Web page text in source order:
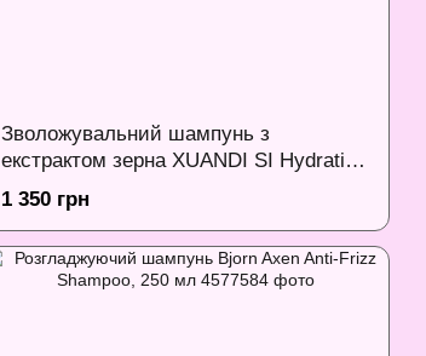
Зволожувальний шампунь з
екстрактом зерна XUANDI SI Hydrating
Shampoo 550 мл
1 350 грн